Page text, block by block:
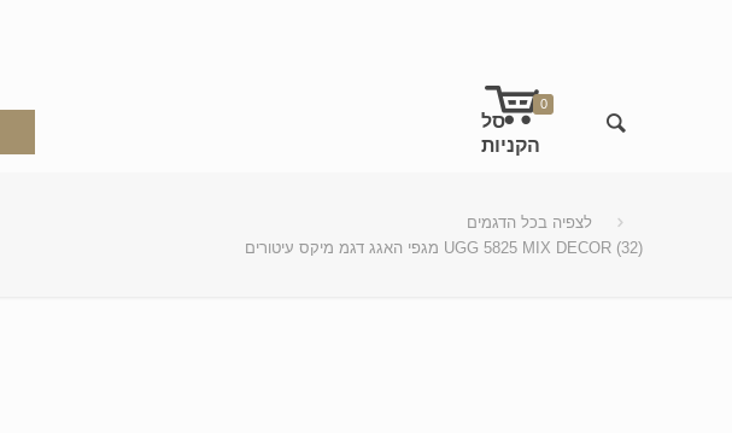
0
לצפיה בכל הדגמים
מגפי האגג דגמ מיקס עיטורים UGG 5825 MIX DECOR (32)